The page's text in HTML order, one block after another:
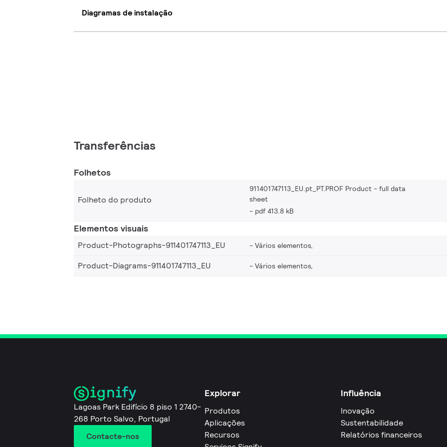
Diagramas de instalação
Transferências
Folhetos
Folheto do produto
911401747113_EU.pt_PT.PROF Product - full data
sheet
pdf 413.8 kB
Elementos visuais
Product-Photographs-911401747113_EU Vários elementos,
Product-Diagrams-911401747113_EU Vários elementos,
Lagoas Park Edifício 8 piso 1 2740-
268 Porto Salvo, Portugal
Contacte-nos
Explorar
Produtos
Aplicações
Recursos
Influência
Inovação
Sustentabilidade
Relatórios financeiros